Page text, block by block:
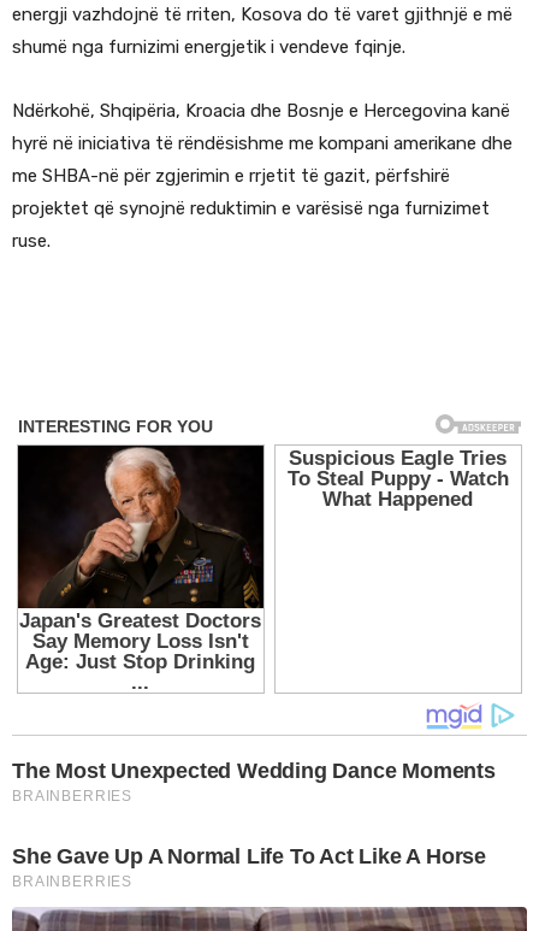
energji vazhdojnë të rriten, Kosova do të varet gjithnjë e më
shumë nga furnizimi energjetik i vendeve fqinje.
Ndërkohë, Shqipëria, Kroacia dhe Bosnje e Hercegovina kanë
hyrë në iniciativa të rëndësishme me kompani amerikane dhe
me SHBA-në për zgjerimin e rrjetit të gazit, përfshirë
projektet që synojnë reduktimin e varësisë nga furnizimet
ruse.